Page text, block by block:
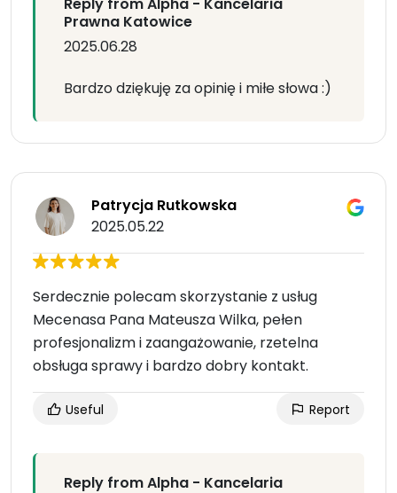
Reply from Alpha - Kancelaria
Prawna Katowice
2025.06.28
Bardzo dziękuję za opinię i miłe słowa :)
Patrycja Rutkowska
2025.05.22
Serdecznie polecam skorzystanie z usług
Mecenasa Pana Mateusza Wilka, pełen
profesjonalizm i zaangażowanie, rzetelna
obsługa sprawy i bardzo dobry kontakt.
Useful Report
Reply from Alpha - Kancelaria